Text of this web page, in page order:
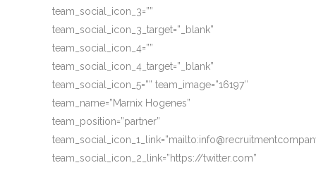
team_social_icon_3=””
team_social_icon_3_target=”_blank”
team_social_icon_4=””
team_social_icon_4_target=”_blank”
team_social_icon_5=”” team_image=”16197″
team_name=”Marnix Hogenes”
team_position=”partner”
team_social_icon_2_link=”https://twitter.com”